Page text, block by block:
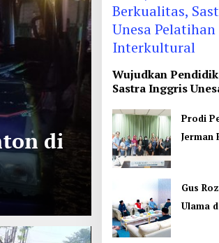
di
Daerah
Prodi
PKM
Thailand
Wujudkan
Sastra Inggris
Prodi
Jerman
Gus
Ulama